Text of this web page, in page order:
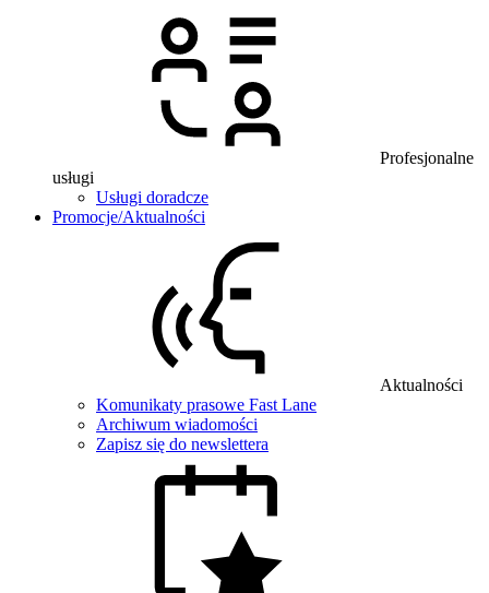
Profesjonalne
usługi
Usługi doradcze
Promocje/Aktualności
Aktualności
Komunikaty prasowe Fast Lane
Archiwum wiadomości
Zapisz się do newslettera